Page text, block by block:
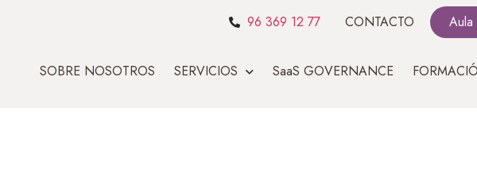
96 369 12 77 CONTACTO Aula
SOBRE NOSOTROS SERVICIOS SaaS GOVERNANCE